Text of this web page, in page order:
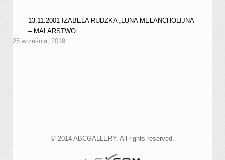
13.11.2001 IZABELA RUDZKA „LUNA MELANCHOLIJNA”
– MALARSTWO
25 września, 2019
© 2014 ABCGALLERY. All rights reserved.